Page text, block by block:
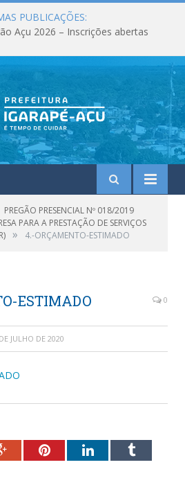
PUBLICAÇÕES:
Açu 2026 – Inscrições abertas
PREGÃO PRESENCIAL Nº 018/2019
PARA A PRESTAÇÃO DE SERVIÇOS
» 4.-ORÇAMENTO-ESTIMADO
ESTIMADO 0
JULHO DE 2020
Google+PinterestLinkedInTumblr